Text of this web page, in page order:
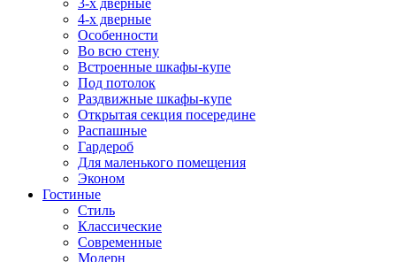
3-х дверные
4-х дверные
Особенности
Во всю стену
Встроенные шкафы-купе
Под потолок
Раздвижные шкафы-купе
Открытая секция посередине
Распашные
Гардероб
Для маленького помещения
Эконом
Гостиные
Стиль
Классические
Современные
Модерн